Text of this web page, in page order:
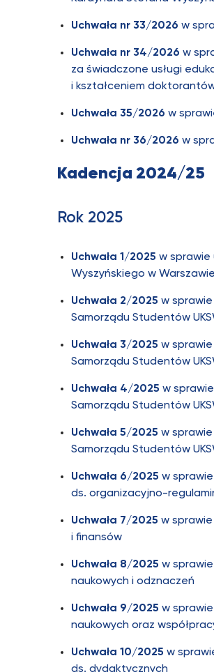
Uchwała nr 33/2026 w
Uchwała nr 34/2026 w
za świadczone usługi
i kształceniem
Uchwała 35/2026w
Uchwała nr 36/2026 w
Kadencja 2024/25
Rok 2025
Uchwała 1/2025w sprawie
Wyszyńskiego w Warszawie
Uchwała 2/2025 w
Samorządu Studentów
Uchwała 3/2025 w
Samorządu Studentów
Uchwała 4/2025 w
Samorządu Studentów
Uchwała 5/2025 w
Samorządu Studentów
Uchwała 6/2025 w
ds. organizacyjno-
Uchwała 7/2025 w
i finansów
Uchwała 8/2025 w
naukowych i odznaczeń
Uchwała 9/2025 w
naukowych oraz
Uchwała 10/2025 w
ds. dydaktycznych